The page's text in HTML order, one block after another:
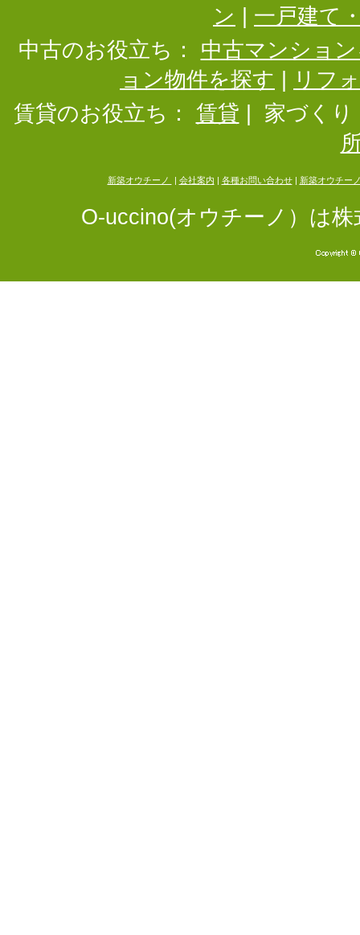
ン
一戸建て
中古のお役立ち：
中古マンショ
ョン物件を探す
リフ
賃貸のお役立ち：
賃貸
家づくり
新築オウチーノ 会社案内 各種お問い合わせ| 新築オウチー
O-uccino(オウチーノ）は